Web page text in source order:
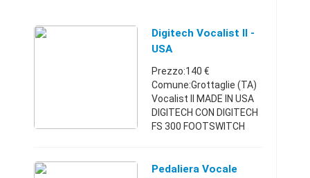
Digitech Vocalist II -
USA
Prezzo:140 €
Comune:Grottaglie (TA)
Vocalist II MADE IN USA
DIGITECH CON DIGITECH
FS 300 FOOTSWITCH
Pedaliera Vocale